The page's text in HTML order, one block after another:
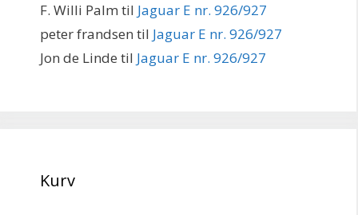
F. Willi Palm til Jaguar E nr. 926/927
peter frandsen til Jaguar E nr. 926/927
Jon de Linde til Jaguar E nr. 926/927
Kurv